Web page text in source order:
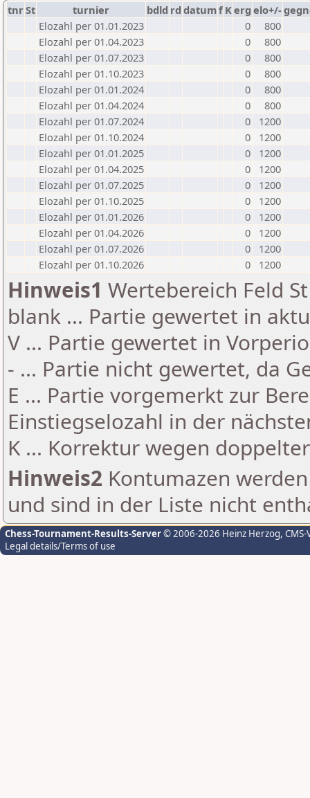
tnrSt turnier bdld rd datumf Kerg elo+/-
Elozahl per 01.01.2023
0
800
Elozahl per 01.04.2023
0
800
Elozahl per 01.07.2023
0
800
Elozahl per 01.10.2023
0
800
Elozahl per 01.01.2024
0
800
Elozahl per 01.04.2024
0
800
Elozahl per 01.07.2024
0
1200
Elozahl per 01.10.2024
0
1200
Elozahl per 01.01.2025
0
1200
Elozahl per 01.04.2025
0
1200
Elozahl per 01.07.2025
0
1200
Elozahl per 01.10.2025
0
1200
Elozahl per 01.01.2026
0
1200
Elozahl per 01.04.2026
0
1200
Elozahl per 01.07.2026
0
1200
Elozahl per 01.10.2026
0 1200
Hinweis1 Wertebereich Feld
blank ... Partie gewertet in
V ... Partie gewertet in
- ... Partie nicht gewertet, da
E ... Partie vorgemerkt zur
Einstiegselozahl in der
K ... Korrektur wegen
Hinweis2 Kontumazen
und sind in der Liste nicht
Chess-Tournament-Results-Server© 2006-2026 Heinz Herzog,
Legal details/Terms of use